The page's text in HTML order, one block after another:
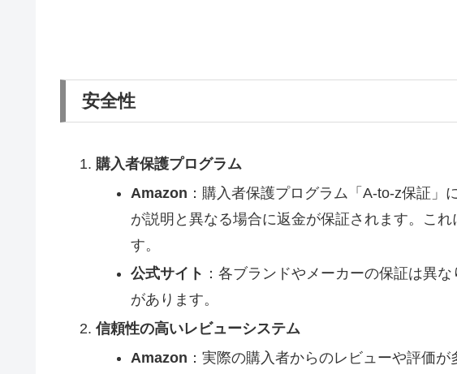
安全性
購入者保護プログラム
Amazon ：購入者保護プログラム「A-to-z保証」
が説明と異なる場合に返金が保証されます。こ
す。
公式サイト ：各ブランドやメーカーの保証は異
があります。
信頼性の高いレビューシステム
Amazon ：実際の購入者からのレビューや評価